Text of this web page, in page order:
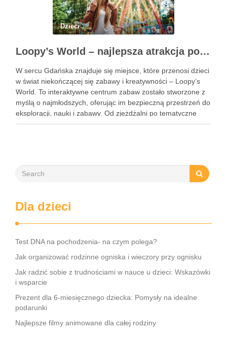
Dzieci
Loopy’s World – najlepsza atrakcja pod dachem dla dzieci w Gdańsku
W sercu Gdańska znajduje się miejsce, które przenosi dzieci
w świat niekończącej się zabawy i kreatywności – Loopy’s
World. To interaktywne centrum zabaw zostało stworzone z
myślą o najmłodszych, oferując im bezpieczną przestrzeń do
eksploracji, nauki i zabawy. Od zjeżdżalni po tematyczne
strefy, Loopy’s World zaspokaja różnorodne potrzeby dzieci,
Dla dzieci
Test DNA na pochodzenia- na czym polega?
Jak organizować rodzinne ogniska i wieczory przy ognisku
Jak radzić sobie z trudnościami w nauce u dzieci: Wskazówki
i wsparcie
Prezent dla 6-miesięcznego dziecka: Pomysły na idealne
podarunki
Najlepsze filmy animowane dla całej rodziny